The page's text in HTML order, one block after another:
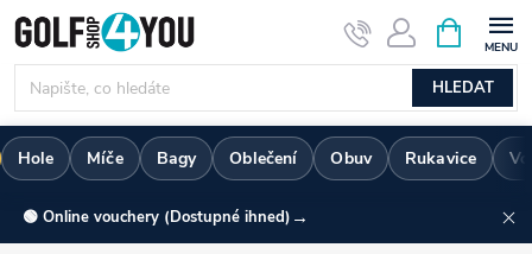
Přejít
na
obsah
HLEDAT
NÁKUPNÍ
KOŠÍK
Hole Míče Bagy Oblečení Obuv Rukavice
🟢 Online vouchery (Dostupné ihned) →